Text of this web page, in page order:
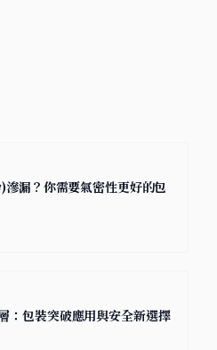
漏？你需要氣密性更好的包
：包裝突破應用與安全新選擇